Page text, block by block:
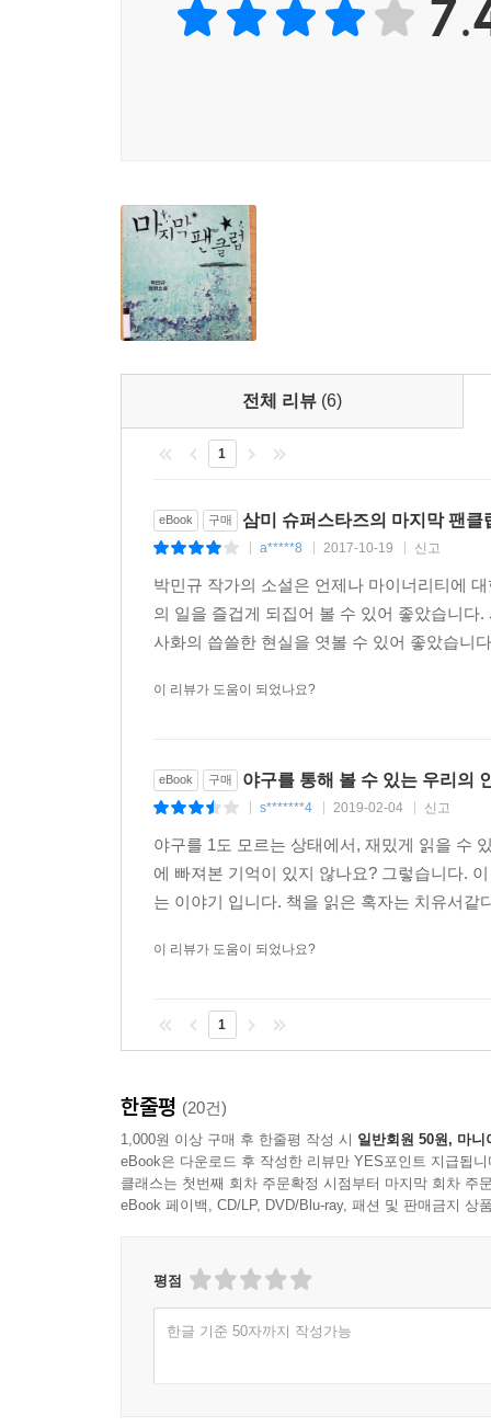
그런 의미에서 『삼미 슈퍼스타즈의 마지막 팬
전체 리뷰 (6)
1
eBook 구매 삼미 슈퍼스타즈의 마지막 팬클
a*****8 2017-10-19 신고
박민규 작가의 소설은 언제나 마이너리티에
의 일을 즐겁게 되집어 볼 수 있어 좋았습니
사화의 씁쓸한 현실을 엿볼 수 있어 좋았습니
이 리뷰가 도움이 되었나요?
eBook 구매 야구를 통해 볼 수 있는 우리의
s*******4 2019-02-04 신고
야구를 1도 모르는 상태에서, 재밌게 읽을 수
에 빠져본 기억이 있지 않나요? 그렇습니다.
는 이야기 입니다. 책을 읽은 혹자는 치유서
이 리뷰가 도움이 되었나요?
1
한줄평 (20건)
1,000원 이상 구매 후 한줄평 작성 시 일반회원 50원, 마니
eBook은 다운로드 후 작성한 리뷰만 YES포인트 지급됩니
클래스는 첫번째 회차 주문확정 시점부터 마지막 회차 주
eBook 페이백, CD/LP, DVD/Blu-ray, 패션 및 판매금지 상
평점
한글 기준 50자까지 작성가능